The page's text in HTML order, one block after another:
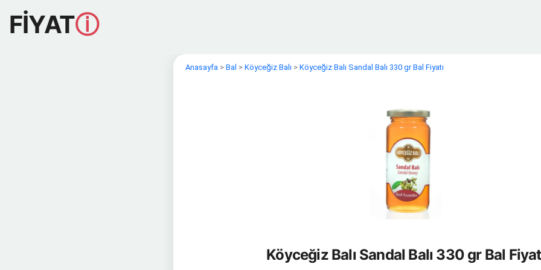
FİYATⓘ
Anasayfa > Bal > Köyceğiz Balı > Köyceğiz Balı Sandal Balı 330 gr Bal Fiyatı
Köyceğiz Balı Sandal Balı 330 gr Bal